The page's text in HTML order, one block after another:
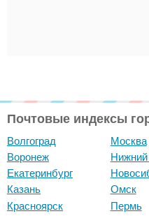
Почтовые индексы
Волгоград
Воронеж
Екатеринбург
Казань
Красноярск
Москва
Нижний
Омск
Пермь